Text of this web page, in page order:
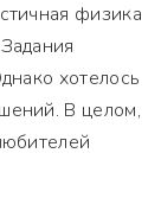
физика
хотелось
В целом,